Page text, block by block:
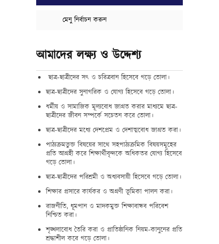
মেনু নির্বাচন করুন
আমাদের লক্ষ্য ও উদ্দেশ্য
ছাত্র-ছাত্রীদের সৎ ও চরিত্রবান হিসেবে গড়ে তোলা।
ছাত্র-ছাত্রীদের সুনাগরিক ও যোগ্য হিসেবে গড়ে তোলা।
ধর্মীয় ও সামাজিক মূল্যবোধ জাগ্রত করার মাধ্যমে ছাত্র-
ছাত্রীদের জীবন সম্পর্কে সচেতন করে তোলা।
ছাত্র-ছাত্রীদের মধ্যে দেশপ্রেম ও দেশাত্মবোধ জাগ্রত করা।
পাঠ্যক্রমভুক্ত বিষয়ের সাথে সহপাঠ্যক্রমিক বিষয়সমূহের
প্রতি আগ্রহী করে শিক্ষার্থীবৃন্দকে অধিকতর যোগ্য হিসেবে
গড়ে তোলা।
ছাত্র-ছাত্রীদের পরিশ্রমী ও অধ্যবসায়ী হিসেবে গড়ে তোলা।
শিক্ষার প্রসারে কার্যকর ও অগ্রণী ভূমিকা পালন করা।
রাজনীতি, ধূমপান ও মাদকমুক্ত শিক্ষাবান্ধব পরিবেশ
নিশ্চিত করা।
শৃঙ্খলাবোধ তৈরি করা ও প্রাতিষ্ঠানিক নিয়ম-কানুনের প্রতি
শ্রদ্ধাশীল করে গড়ে তোলা।